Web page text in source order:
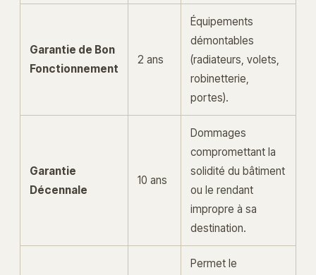
Garantie de Bon
Fonctionnement
2 ans
Équipements
démontables
(radiateurs, volets,
robinetterie,
portes).
Garantie
Décennale
10 ans
Dommages
compromettant la
solidité du bâtiment
ou le rendant
impropre à sa
destination.
Permet le